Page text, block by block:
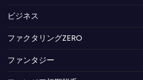
ビジネス
ファクタリングZERO
ファンタジー